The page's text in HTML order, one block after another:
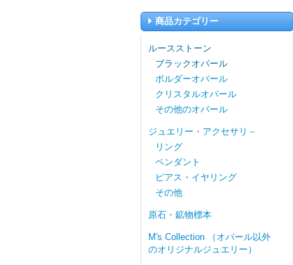
商品カテゴリー
ルースストーン
ブラックオパール
ボルダーオパール
クリスタルオパール
その他のオパール
ジュエリー・アクセサリ－
リング
ペンダント
ピアス・イヤリング
その他
原石・鉱物標本
M's Collection （オパール以外
のオリジナルジュエリー）